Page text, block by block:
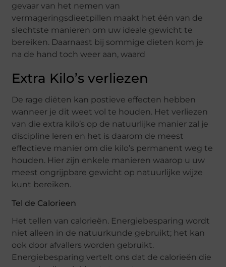
gevaar van het nemen van
vermageringsdieetpillen maakt het één van de
slechtste manieren om uw ideale gewicht te
bereiken. Daarnaast bij sommige dieten kom je
na de hand toch weer aan, waard
Extra Kilo’s verliezen
De rage diëten kan postieve effecten hebben
wanneer je dit weet vol te houden. Het verliezen
van die extra kilo’s op de natuurlijke manier zal je
discipline leren en het is daarom de meest
effectieve manier om die kilo’s permanent weg te
houden. Hier zijn enkele manieren waarop u uw
meest ongrijpbare gewicht op natuurlijke wijze
kunt bereiken.
Tel de Calorieen
Het tellen van calorieën. Energiebesparing wordt
niet alleen in de natuurkunde gebruikt; het kan
ook door afvallers worden gebruikt.
Energiebesparing vertelt ons dat de calorieën die